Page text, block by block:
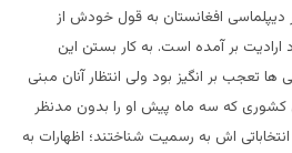
دیپلماسی افغانستان به قول خودش از
بر آمده است. به کار بستن این
تعجب بر انگیز بود ولی انتظار آنان مبنی
کشوری که سه ماه پیش او را بدون مدنظر
اش به رسمیت شناختند؛ اظهارات به